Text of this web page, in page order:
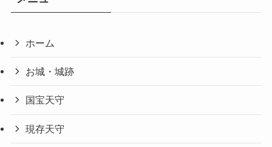
ホーム
お城・城跡
国宝天守
現存天守